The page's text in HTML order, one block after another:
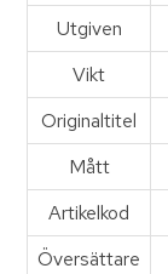
Utgiven
Vikt
Originaltitel
Mått
Artikelkod
Översättare